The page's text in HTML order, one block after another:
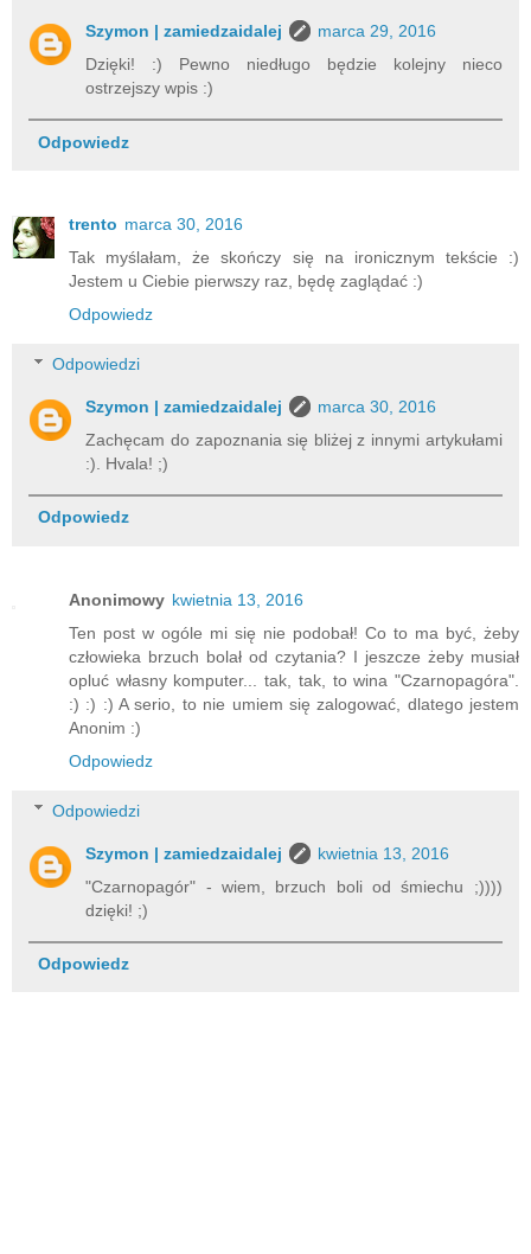
Szymon | zamiedzaidalej
marca 29, 2016
Dzięki! :) Pewno niedługo będzie kolejny nieco
ostrzejszy wpis :)
Odpowiedz
trento marca 30, 2016
Tak myślałam, że skończy się na ironicznym tekście :)
Jestem u Ciebie pierwszy raz, będę zaglądać :)
Odpowiedz
Odpowiedzi
Szymon | zamiedzaidalej
marca 30, 2016
Zachęcam do zapoznania się bliżej z innymi artykułami
:). Hvala! ;)
Odpowiedz
Anonimowy kwietnia 13, 2016
Ten post w ogóle mi się nie podobał! Co to ma być, żeby
człowieka brzuch bolał od czytania? I jeszcze żeby musiał
opluć własny komputer... tak, tak, to wina "Czarnopagóra".
:) :) :) A serio, to nie umiem się zalogować, dlatego jestem
Anonim :)
Odpowiedz
Odpowiedzi
Szymon | zamiedzaidalej
kwietnia 13, 2016
"Czarnopagór" - wiem, brzuch boli od śmiechu ;))))
dzięki! ;)
Odpowiedz